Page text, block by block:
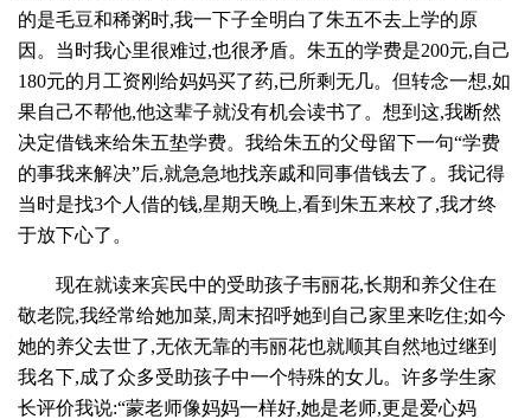
的是毛豆和稀粥时,我一下子全明白了朱五不去上学的原
因。当时我心里很难过,也很矛盾。朱五的学费是200元,自己
180元的月工资刚给妈妈买了药,已所剩无几。但转念一想,如
果自己不帮他,他这辈子就没有机会读书了。想到这,我断然
决定借钱来给朱五垫学费。我给朱五的父母留下一句“学费
的事我来解决”后,就急急地找亲戚和同事借钱去了。我记得
当时是找3个人借的钱,星期天晚上,看到朱五来校了,我才终
于放下心了。
现在就读来宾民中的受助孩子韦丽花,长期和养父住在
敬老院,我经常给她加菜,周末招呼她到自己家里来吃住;如今
她的养父去世了,无依无靠的韦丽花也就顺其自然地过继到
我名下,成了众多受助孩子中一个特殊的女儿。许多学生家
长评价我说:“蒙老师像妈妈一样好,她是老师,更是爱心妈